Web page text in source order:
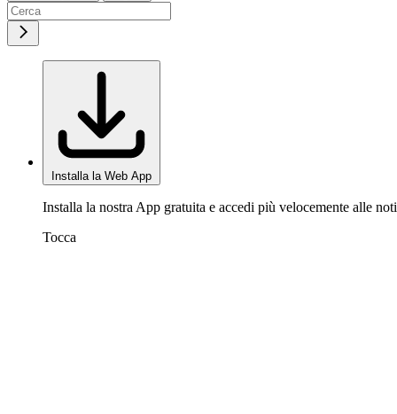
Installa la Web App
Installa la nostra App gratuita e accedi più velocemente alle
Tocca